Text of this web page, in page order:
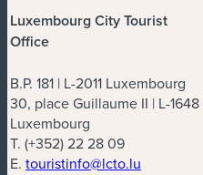
Luxembourg City Tourist
Office
B.P. 181 | L-2011 Luxembourg
30, place Guillaume II | L-1648
Luxembourg
T. (+352) 22 28 09
E. touristinfo@lcto.lu